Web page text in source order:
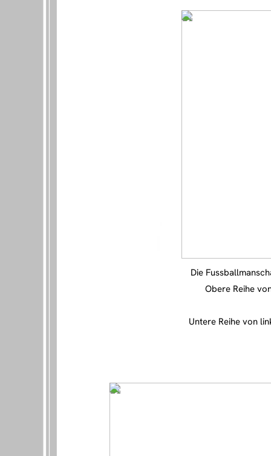
Die
Obere Reihe
Untere Reihe von